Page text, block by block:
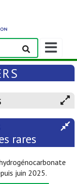
Afficher/
la
barre
navigation
rares
juin 2025.